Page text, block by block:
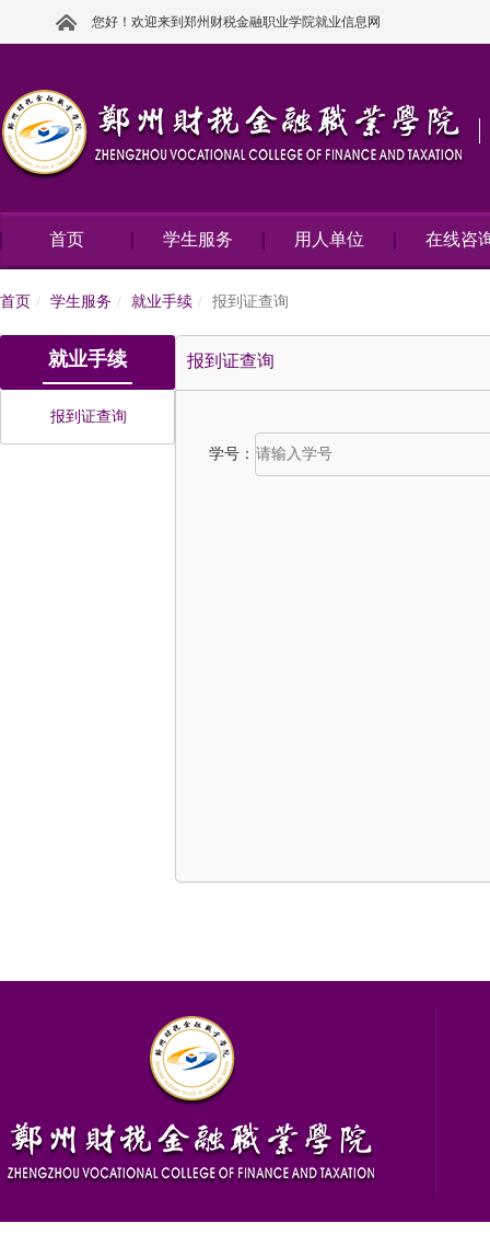
您好！欢迎来到郑州财税金融职业学院就业信息网
首页 学生服务 用人单位 在线咨
首页 学生服务 就业手续 报到证查询
就业手续
报到证查询
报到证查询
学号：